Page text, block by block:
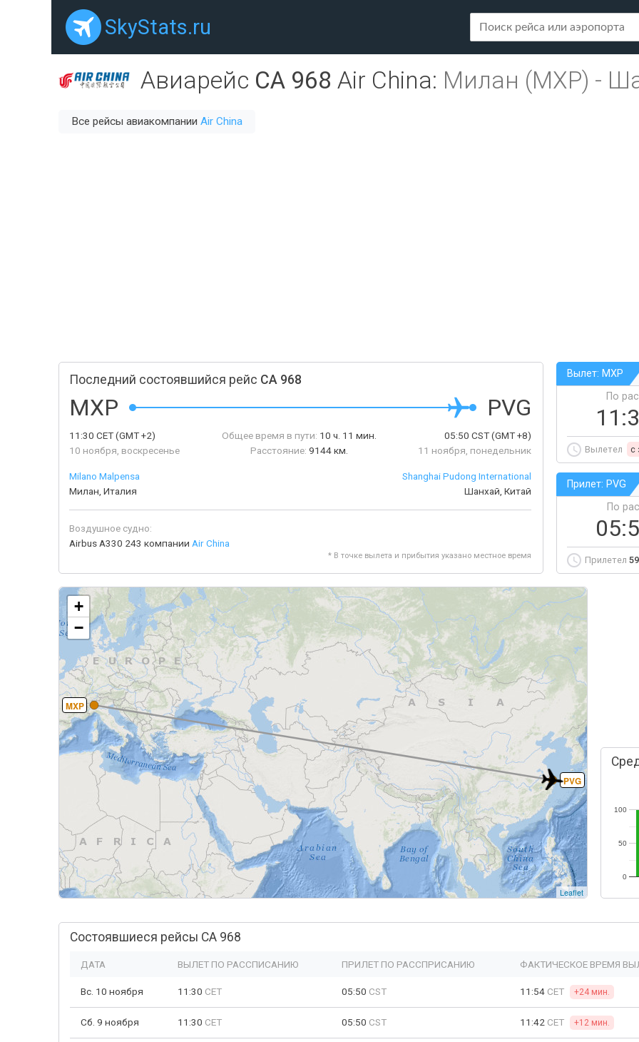
SkyStats.ru
Авиарейс CA 968 Air China: Милан (MXP) -
Все рейсы авиакомпании Air China
Последний состоявшийся рейс CA 968
MXP PVG
11:30 CET(GMT +2)
10 ноября, воскресенье
Общее время в пути: 10 ч. 11 мин.
Расстояние: 9144 км.
05:50 CST(GMT +8)
11 ноября, понедельник
Milano Malpensa
Милан, Италия
Shanghai Pudong International
Шанхай, Китай
Воздушное судно:
Airbus A330 243 компании Air China
* В точке вылета и прибытия указано местное время
Вылет: MXP
По
Вылетел c
Прилет: PVG
По
Прилетел
MXP
PVG
+
−
Leaflet
0
50
100
Состоявшиеся рейсы CA 968
ДАТА ВЫЛЕТ ПО РАССПИСАНИЮ ПРИЛЕТ ПО РАССПРИСАНИЮ ФАКТИЧЕСКОЕ ВРЕМЯ
Вс. 10 ноября 11:30 CET 05:50 CST 11:54 CET +24 мин.
Сб. 9 ноября 11:30 CET 05:50 CST 11:42 CET +12 мин.